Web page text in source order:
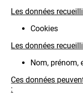
Les données
Cookies
Les données
Nom, prénom,
Ces données
: